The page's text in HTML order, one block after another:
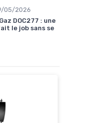
05/2026
DOC277 : une
le job sans se